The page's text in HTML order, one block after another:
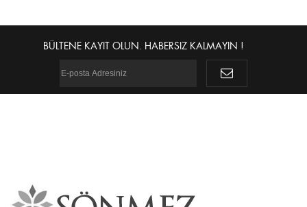
BÜLTENE KAYIT OLUN. HABERSIZ KALMAYIN !